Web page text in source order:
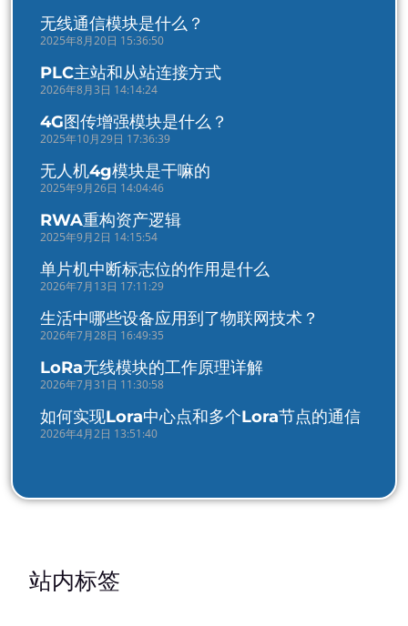
无线通信模块是什么？
2025年8月20日 15:36:50
PLC主站和从站连接方式
2026年8月3日 14:14:24
4G图传增强模块是什么？
2025年10月29日 17:36:39
无人机4g模块是干嘛的
2025年9月26日 14:04:46
RWA重构资产逻辑
2025年9月2日 14:15:54
单片机中断标志位的作用是什么
2026年7月13日 17:11:29
生活中哪些设备应用到了物联网技术？
2026年7月28日 16:49:35
LoRa无线模块的工作原理详解
2026年7月31日 11:30:58
如何实现Lora中心点和多个Lora节点的通信
2026年4月2日 13:51:40
站内标签